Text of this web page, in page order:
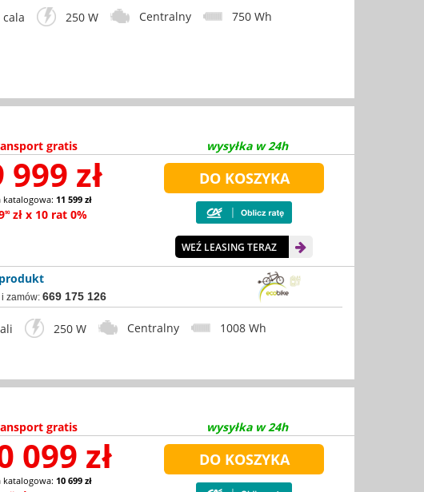
250 W Centralny 750 Wh
gratis wysyłka w 24h
999 zł
katalogowa: 11 599 zł
90zł x 10 rat 0%
WEŹ LEASING TERAZ
i zamów:669 175 126
250 W Centralny 1008 Wh
gratis wysyłka w 24h
099 zł
katalogowa: 10 699 zł